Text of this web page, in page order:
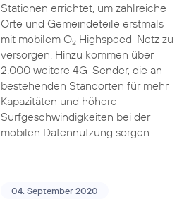
Stationen errichtet, um zahlreiche
Orte und Gemeindeteile erstmals
mit mobilem O2Highspeed-Netz zu
versorgen. Hinzu kommen über
2.000 weitere 4G-Sender, die an
bestehenden Standorten für mehr
Kapazitäten und höhere
Surfgeschwindigkeiten bei der
mobilen Datennutzung sorgen.
04. September 2020